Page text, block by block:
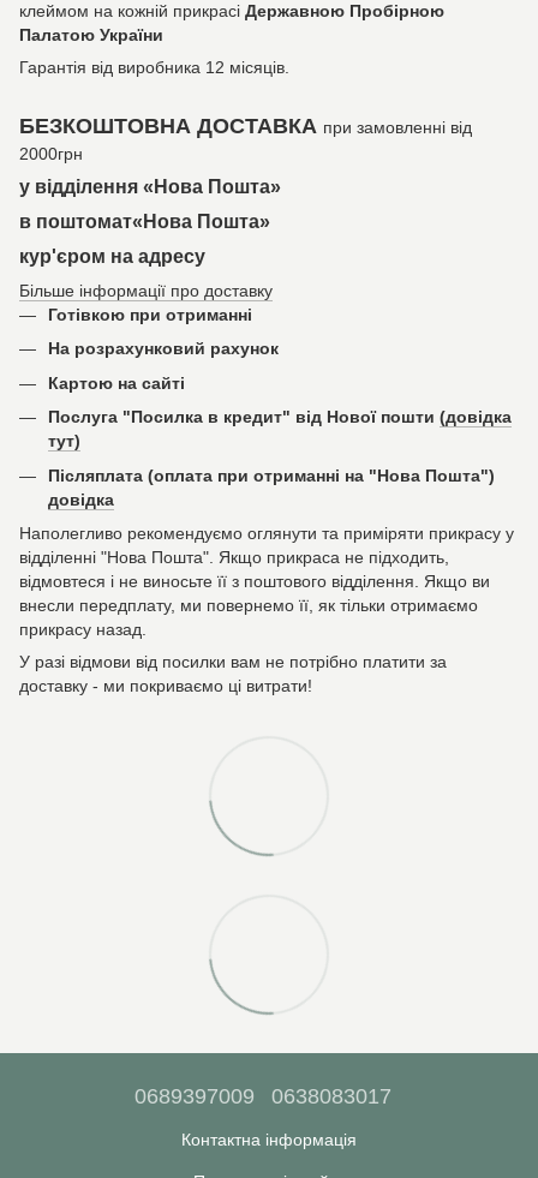
клеймом на кожній прикрасі Державною Пробірною
Палатою України
Гарантія від виробника 12 місяців.
БЕЗКОШТОВНА ДОСТАВКА при замовленні від
2000грн
у відділення «Нова Пошта»
в поштомат«Нова Пошта»
кур'єром на адресу
Більше інформації про доставку
Готівкою при отриманні
На розрахунковий рахунок
Картою на сайті
Послуга "Посилка в кредит" від Нової пошти (довідка
тут)
Післяплата (оплата при отриманні на "Нова Пошта")
довідка
Наполегливо рекомендуємо оглянути та приміряти прикрасу у
відділенні "Нова Пошта". Якщо прикраса не підходить,
відмовтеся і не виносьте її з поштового відділення. Якщо ви
внесли передплату, ми повернемо її, як тільки отримаємо
прикрасу назад.
У разі відмови від посилки вам не потрібно платити за
доставку - ми покриваємо ці витрати!
0689397009 0638083017
Контактна інформація